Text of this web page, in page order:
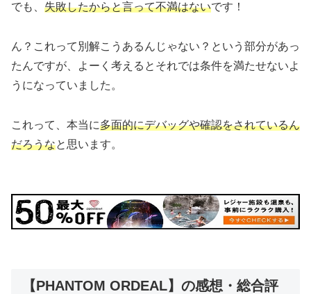
でも、 失敗したからと言って不満はないです！
ん？これって別解こうあるんじゃない？という部分があっ
たんですが、よーく考えるとそれでは条件を満たせないよ
うになっていました。
これって、本当に多面的にデバッグや確認をされているん
だろうなと思います。
【PHANTOM ORDEAL】の感想・総合評